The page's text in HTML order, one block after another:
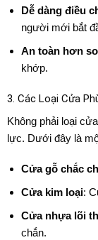
Dễ dàng điều
người mới bắt
An toàn hơn
khớp.
3. Các Loại Cửa
Không phải loại
lực. Dưới đây là
Cửa gỗ chắc
Cửa kim loại:
Cửa nhựa lõi
chắn.